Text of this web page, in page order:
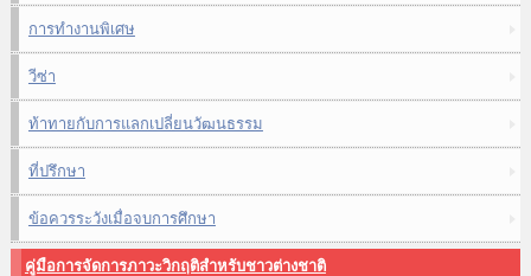
การทำงานพิเศษ
วีซ่า
ท้าทายกับการแลกเปลี่ยนวัฒนธรรม
ที่ปรึกษา
ข้อควรระวังเมื่อจบการศึกษา
คู่มือการจัดการภาวะวิกฤติสำหรับชาวต่างชาติ